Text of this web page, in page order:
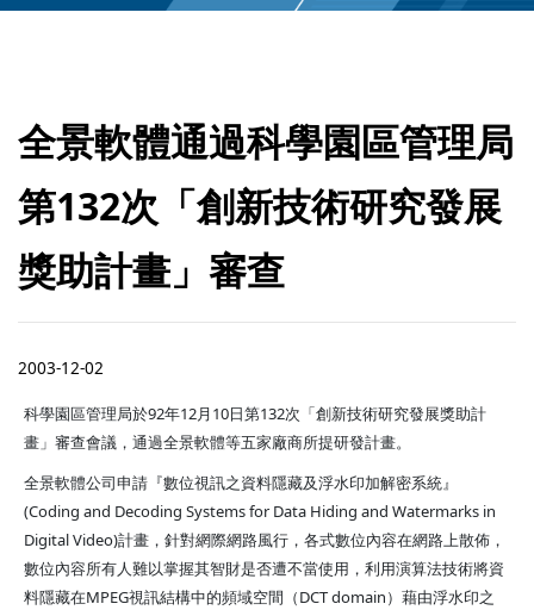
全景軟體通過科學園區管理局
第132次「創新技術研究發展
獎助計畫」審查
2003-12-02
科學園區管理局於92年12月10日第132次「創新技術研究發展獎助計
畫」審查會議，通過全景軟體等五家廠商所提研發計畫。
全景軟體公司申請『數位視訊之資料隱藏及浮水印加解密系統』
(Coding and Decoding Systems for Data Hiding and Watermarks in
Digital Video)計畫，針對網際網路風行，各式數位內容在網路上散佈，
數位內容所有人難以掌握其智財是否遭不當使用，利用演算法技術將資
料隱藏在MPEG視訊結構中的頻域空間（DCT domain）藉由浮水印之